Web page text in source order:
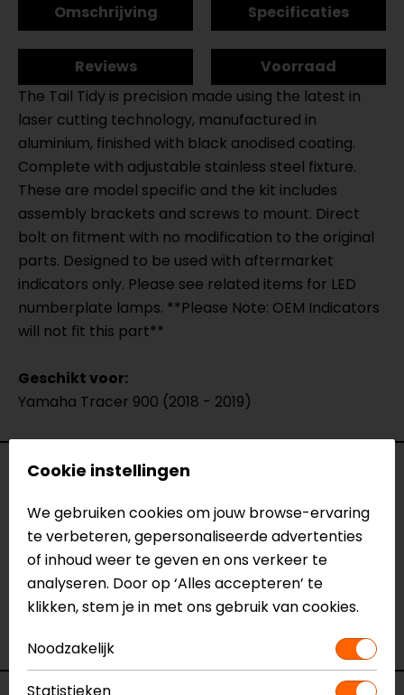
Omschrijving Specificaties
Reviews
Voorraad
The Tail Tidy is precision made using the latest in
laser cutting technology, manufactured in
aluminium, finished with black anodised coating.
Complete with adjustable stainless steel fixture.
These are model specific and the kit includes
assembly brackets and screws to mount. Direct
bolt on fitment with no modification to the original
parts. Designed to be used with aftermarket
indicators only. Please see related items for LED
numberplate lamps. **Please Note: OEM Indicators
will not fit this part**
Geschikt voor:
Yamaha Tracer 900 (2018 - 2019)
Specificaties
Naam
Kentekenplaathouder Yamaha
Tracer 900 (2018 - 2019)
Model
YMTR9104-18
Merk
Barracuda
Kleur
N.v.t.
Motormerk
Cookie instellingen
We gebruiken cookies om jouw browse-ervaring
te verbeteren, gepersonaliseerde advertenties
of inhoud weer te geven en ons verkeer te
analyseren. Door op ‘Alles accepteren’ te
klikken, stem je in met ons gebruik van cookies.
Noodzakelijk